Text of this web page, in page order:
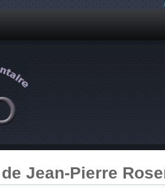
Jean-Pierre